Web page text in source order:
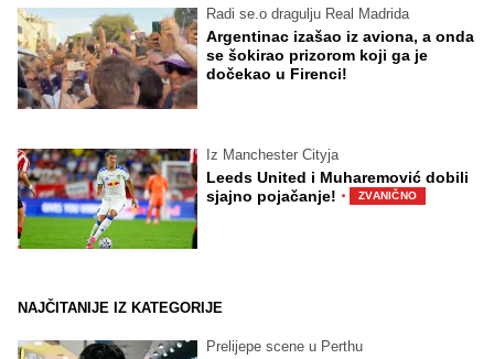
Radi se.o dragulju Real Madrida
Argentinac izašao iz aviona, a onda
se šokirao prizorom koji ga je
dočekao u Firenci!
Iz Manchester Cityja
Leeds United i Muharemović dobili
sjajno pojačanje! · ZVANIČNO
NAJČITANIJE IZ KATEGORIJE
Prelijepe scene u Perthu